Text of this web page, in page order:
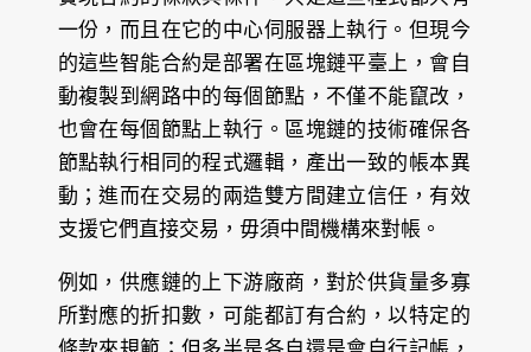
一份，而且在它的中心伺服器上執行。但現今
的這些智能合約是部署在區塊鏈平臺上，會自
動複製到網路中的每個節點，不僅不能竄改，
也會在每個節點上執行。區塊鏈的技術確保各
節點執行相同的程式邏輯，產出一致的帳本異
動；進而在交易的兩造雙方間建立信任，有效
支援它們直接交易，毋須中間機構來對帳。
例如，供應鏈的上下游廠商，對於供貨量多寡
所對應的折扣數，可能都訂有合約，以特定的